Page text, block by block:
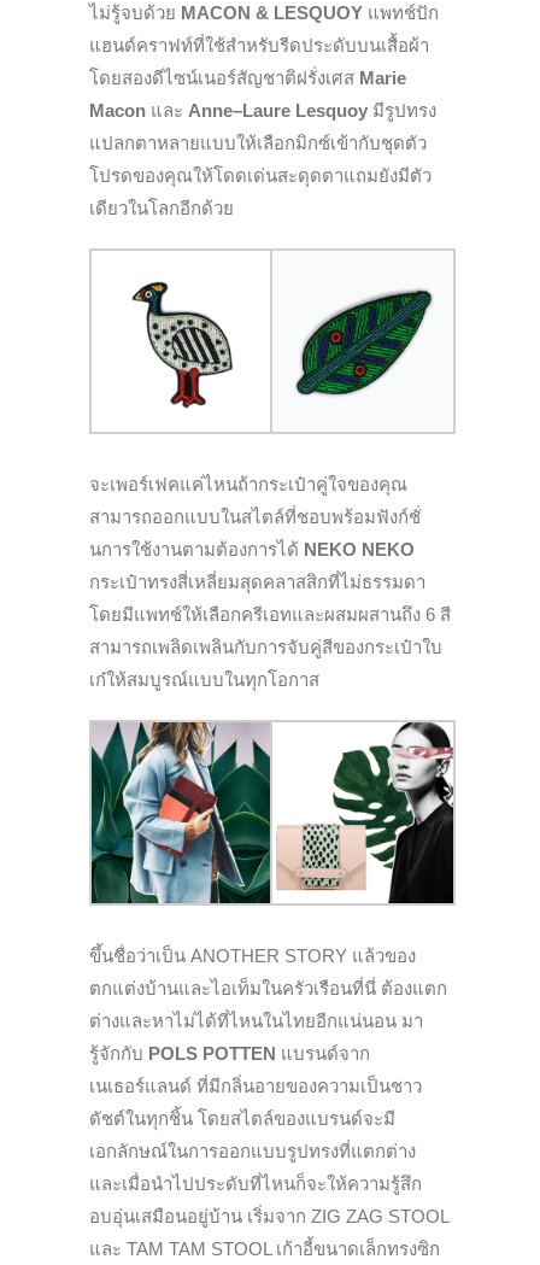
ไม่รู้จบด้วย MACON & LESQUOY แพทช์ปัก
แฮนด์คราฟท์ที่ใช้สำหรับรีดประดับบนเสื้อผ้า
โดยสองดีไซน์เนอร์สัญชาติฝรั่งเศส Marie
Macon และ Anne–Laure Lesquoy มีรูปทรง
แปลกตาหลายแบบให้เลือกมิกซ์เข้ากับชุดตัว
โปรดของคุณให้โดดเด่นสะดุดตาแถมยังมีตัว
เดียวในโลกอีกด้วย
จะเพอร์เฟคแค่ไหนถ้ากระเป๋าคู่ใจของคุณ
สามารถออกแบบในสไตล์ที่ชอบพร้อมฟังก์ชั่
นการใช้งานตามต้องการได้ NEKO NEKO
กระเป๋าทรงสี่เหลี่ยมสุดคลาสสิกที่ไม่ธรรมดา
โดยมีแพทช์ให้เลือกครีเอทและผสมผสานถึง 6 สี
สามารถเพลิดเพลินกับการจับคู่สีของกระเป๋าใบ
เก๋ให้สมบูรณ์แบบในทุกโอกาส
ขึ้นชื่อว่าเป็น ANOTHER STORY แล้วของ
ตกแต่งบ้านและไอเท็มในครัวเรือนที่นี่ ต้องแตก
ต่างและหาไม่ได้ที่ไหนในไทยอีกแน่นอน มา
รู้จักกับ POLS POTTEN แบรนด์จาก
เนเธอร์แลนด์ ที่มีกลิ่นอายของความเป็นชาว
ดัชต์ในทุกชิ้น โดยสไตล์ของแบรนด์จะมี
เอกลักษณ์ในการออกแบบรูปทรงที่แตกต่าง
และเมื่อนำไปประดับที่ไหนก็จะให้ความรู้สึก
อบอุ่นเสมือนอยู่บ้าน เริ่มจาก ZIG ZAG STOOL
และ TAM TAM STOOL เก้าอี้ขนาดเล็กทรงซิก